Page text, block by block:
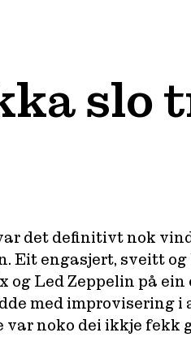
slo
det definitivt nok
Eit engasjert, sveitt
og Led Zeppelin på
med improvisering i
noko dei ikkje fekk